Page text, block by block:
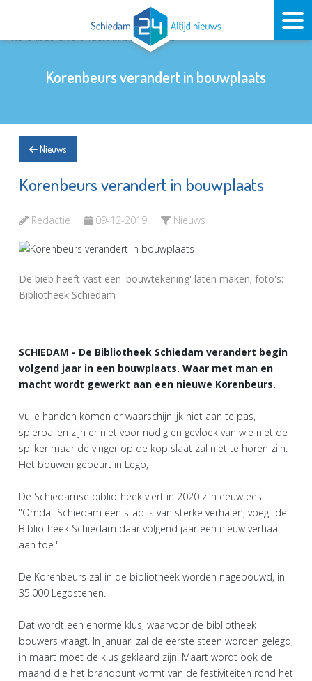
Korenbeurs verandert in bouwplaats
Nieuws
Korenbeurs verandert in bouwplaats
Redactie 09-12-2019 Nieuws
De bieb heeft vast een 'bouwtekening' laten maken; foto's:
Bibliotheek Schiedam
SCHIEDAM - De Bibliotheek Schiedam verandert begin
volgend jaar in een bouwplaats. Waar met man en
macht wordt gewerkt aan een nieuwe Korenbeurs.
Vuile handen komen er waarschijnlijk niet aan te pas,
spierballen zijn er niet voor nodig en gevloek van wie niet de
spijker maar de vinger op de kop slaat zal niet te horen zijn.
Het bouwen gebeurt in Lego,
De Schiedamse bibliotheek viert in 2020 zijn eeuwfeest.
"Omdat Schiedam een stad is van sterke verhalen, voegt de
Bibliotheek Schiedam daar volgend jaar een nieuw verhaal
aan toe."
De Korenbeurs zal in de bibliotheek worden nagebouwd, in
35.000 Legostenen.
Dat wordt een enorme klus, waarvoor de bibliotheek
bouwers vraagt. In januari zal de eerste steen worden gelegd,
in maart moet de klus geklaard zijn. Maart wordt ook de
maand die het brandpunt vormt van de festiviteiten rond het